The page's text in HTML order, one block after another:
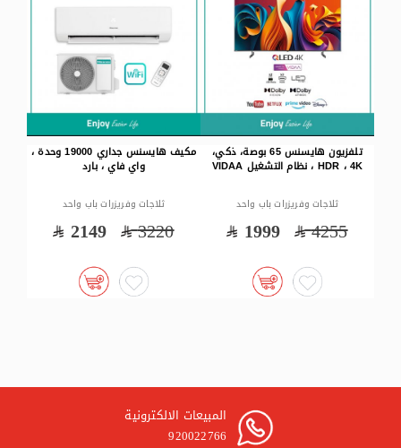
مكيف هايسنس جداري 19000 وحدة ،
واي فاي ، بارد
ثلاجات وفريزرات باب واحد
3220
2149
مكيف هايسنس شباك 17800 وحدة ،
حار / بارد
ثلاجات وفريزرات باب واحد
2415
1429
المبيعات الالكترونية
920022766